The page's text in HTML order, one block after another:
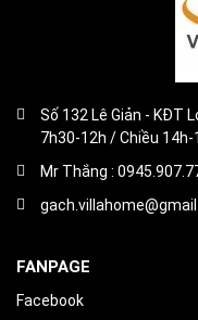
Số 132 Lê Giản - KĐT
7h30-12h / Chiều 14h-
Mr Thắng :
FANPAGE
Facebook